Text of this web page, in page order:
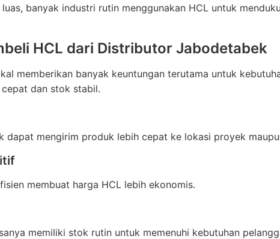
banyak industri rutin menggunakan HCL untuk
HCL dari Distributor Jabodetabek
memberikan banyak keuntungan terutama untuk
dan stok stabil.
dapat mengirim produk lebih cepat ke lokasi proyek
membuat harga HCL lebih ekonomis.
memiliki stok rutin untuk memenuhi kebutuhan